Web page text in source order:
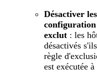
Désactiver
exclut : les
désactivés
règle
est exécutée